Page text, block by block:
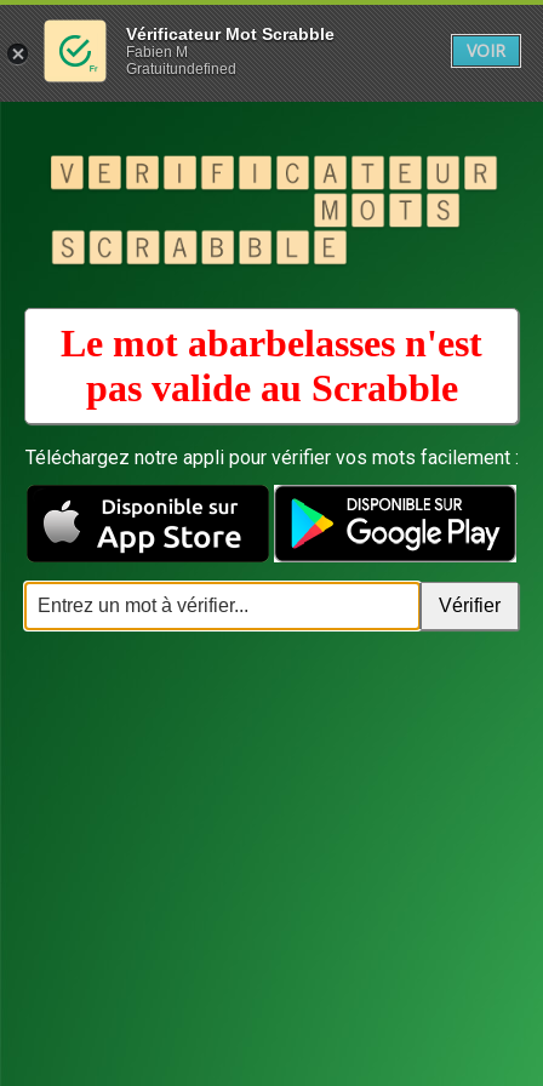
Le mot abarbelasses n'est
pas valide au Scrabble
Téléchargez notre appli pour vérifier vos mots facilement :
Vérificateur Mot Scrabble
Fabien M
Gratuitundefined
VOIR